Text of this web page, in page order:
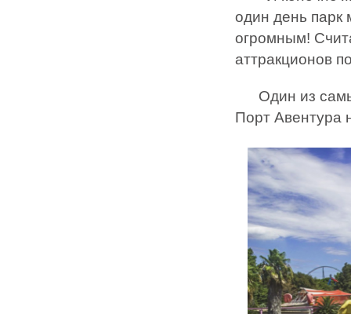
один день парк
огромным!
аттракционов
Один из
Порт Авентура